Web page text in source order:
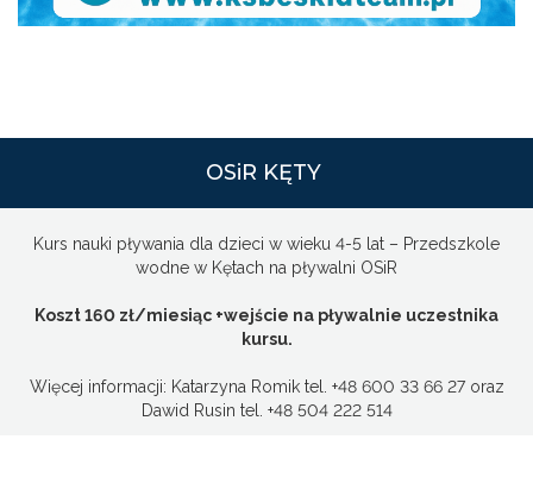
OSiR KĘTY
Kurs nauki pływania dla dzieci w wieku 4-5 lat – Przedszkole
wodne w Kętach na pływalni OSiR
Koszt 160 zł/miesiąc +wejście na pływalnie uczestnika
kursu.
Więcej informacji: Katarzyna Romik tel. +48 600 33 66 27 oraz
Dawid Rusin tel. +48 504 222 514